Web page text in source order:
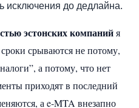
исключения до дедлайна.
эстонских компанийя
срываются не потому,
а потому, что нет
приходят в последний
а e‑MTA внезапно